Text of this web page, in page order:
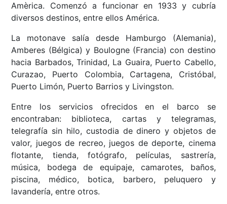
Amèrica. Comenzó a funcionar en 1933 y cubría
diversos destinos, entre ellos América.
La motonave salía desde Hamburgo (Alemania),
Amberes (Bélgica) y Boulogne (Francia) con destino
hacia Barbados, Trinidad, La Guaira, Puerto Cabello,
Curazao, Puerto Colombia, Cartagena, Cristóbal,
Puerto Limón, Puerto Barrios y Livingston.
Entre los servicios ofrecidos en el barco se
encontraban: biblioteca, cartas y telegramas,
telegrafía sin hilo, custodia de dinero y objetos de
valor, juegos de recreo, juegos de deporte, cinema
flotante, tienda, fotógrafo, películas, sastrería,
música, bodega de equipaje, camarotes, baños,
piscina, médico, botica, barbero, peluquero y
lavandería, entre otros.